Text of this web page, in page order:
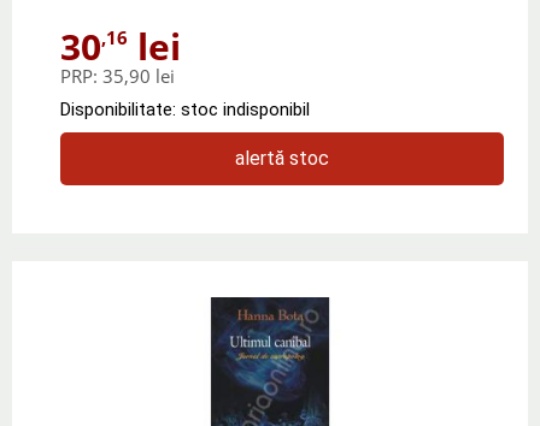
30,16 lei
PRP: 35,90 lei
Disponibilitate: stoc indisponibil
alertă stoc